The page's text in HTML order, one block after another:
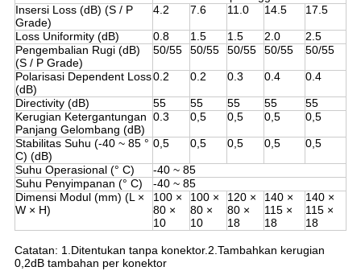
Insersi Loss (dB) (S / P
Grade)
4.2 7.6 11.0 14.5 17.5
Loss Uniformity (dB) 0.8 1.5 1.5 2.0
2.5
Pengembalian Rugi (dB)
(S / P Grade)
50/55 50/55 50/55 50/55 50/55
Polarisasi Dependent Loss
(dB)
0.2 0.2 0.3 0.4 0.4
Directivity (dB) 55 55 55 55
55
Kerugian Ketergantungan
Panjang Gelombang (dB)
0.3 0,5 0,5 0,5 0,5
Stabilitas Suhu (-40 ~ 85 °
C) (dB)
0,5 0,5 0,5 0,5 0,5
Suhu Operasional (° C)
-40 ~ 85
Suhu Penyimpanan (° C)
-40 ~ 85
Dimensi Modul (mm) (L ×
W × H)
100 ×
80 ×
10
100 ×
80 ×
10
120 ×
80 ×
18
140 ×
115 ×
18
140 ×
115 ×
18
Catatan: 1.Ditentukan tanpa konektor.2.Tambahkan kerugian
0,2dB tambahan per konektor